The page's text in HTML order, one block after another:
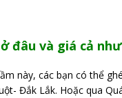
đâu và giá cả
này, các bạn có thể
Đắk Lắk. Hoặc qua